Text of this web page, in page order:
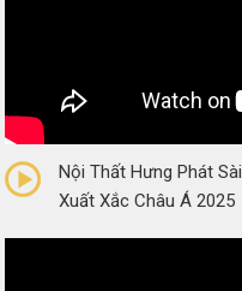
(0 Reviews)
Nội Thất Hưng Phát
Xuất Xắc Châu Á 2025